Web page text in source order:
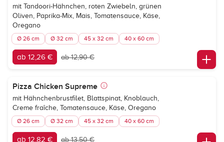
mit Tandoori-Hähnchen, roten Zwiebeln, grünen
Oliven, Paprika-Mix, Mais, Tomatensauce, Käse,
Oregano
Ø 26 cm Ø 32 cm 45 x 32 cm 40 x 60 cm
ab 12,26 € ab 12,90 €
Pizza Chicken Supreme
mit Hähnchenbrustfilet, Blattspinat, Knoblauch,
Creme fraîche, Tomatensauce, Käse, Oregano
Ø 26 cm Ø 32 cm 45 x 32 cm 40 x 60 cm
ab 12,82 € ab 13,50 €